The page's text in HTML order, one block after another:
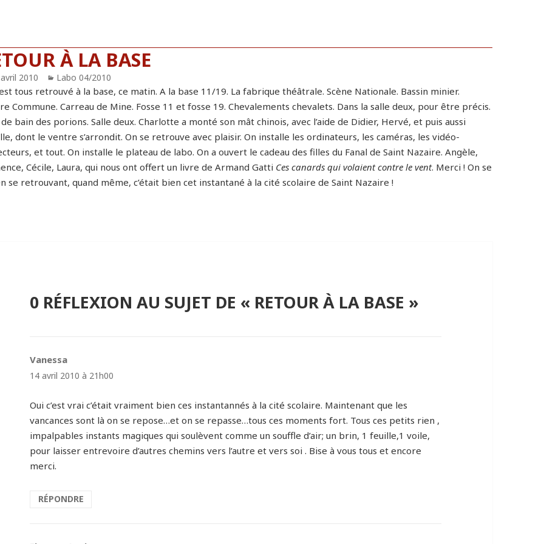
À LA BASE
2010 Catégories
Labo 04/2010
tous retrouvé à la base, ce matin. A la base 11/19. La fabrique théâtrale. Scène Nationale. Bassin minier.
Commune. Carreau de Mine. Fosse 11 et fosse 19. Chevalements chevalets. Dans la salle deux, pour être précis.
bain des porions. Salle deux. Charlotte a monté son mât chinois, avec l’aide de Didier, Hervé, et puis aussi
dont le ventre s’arrondit. On se retrouve avec plaisir. On installe les ordinateurs, les caméras, les vidéo-
et tout. On installe le plateau de labo. On a ouvert le cadeau des filles du Fanal de Saint Nazaire. Angèle,
Cécile, Laura, qui nous ont offert un livre de Armand Gatti Ces canards qui volaient contre le vent. Merci ! On se
se retrouvant, quand même, c’était bien cet instantané à la cité scolaire de Saint Nazaire !
0 RÉFLEXION AU SUJET DE « RETOUR À LA BASE »
Vanessa
14 avril 2010 à 21h00
Oui c’est vrai c’était vraiment bien ces instantannés à la cité scolaire. Maintenant que les
vancances sont là on se repose…et on se repasse…tous ces moments fort. Tous ces petits rien ,
impalpables instants magiques qui soulèvent comme un souffle d’air; un brin, 1 feuille,1 voile,
pour laisser entrevoire d’autres chemins vers l’autre et vers soi . Bise à vous tous et encore
merci.
RÉPONDRE